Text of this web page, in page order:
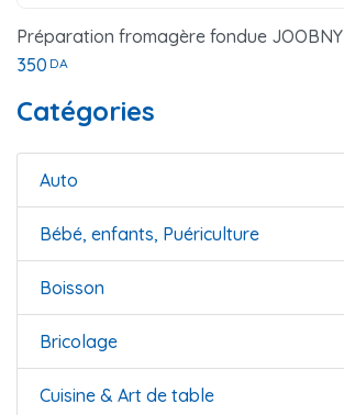
Catégories
Auto
Bébé, enfants, Puériculture
Boisson
Bricolage
Cuisine & Art de table
Préparation fromagère fondue JOOBNY
350 DA